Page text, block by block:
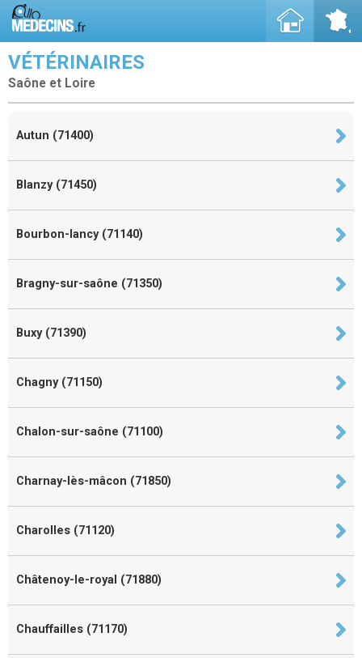
VÉTÉRINAIRES
Saône et Loire
Autun (71400)
Blanzy (71450)
Bourbon-lancy (71140)
Bragny-sur-saône (71350)
Buxy (71390)
Chagny (71150)
Chalon-sur-saône (71100)
Charnay-lès-mâcon (71850)
Charolles (71120)
Châtenoy-le-royal (71880)
Chauffailles (71170)